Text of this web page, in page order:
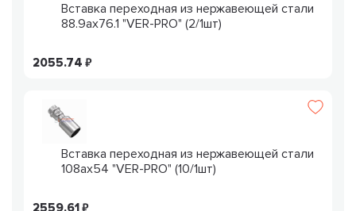
Вставка переходная из нержавеющей стали
88.9ax76.1 "VER-PRO" (2/1шт)
2055.74
Вставка переходная из нержавеющей стали
108ax54 "VER-PRO" (10/1шт)
2559.61